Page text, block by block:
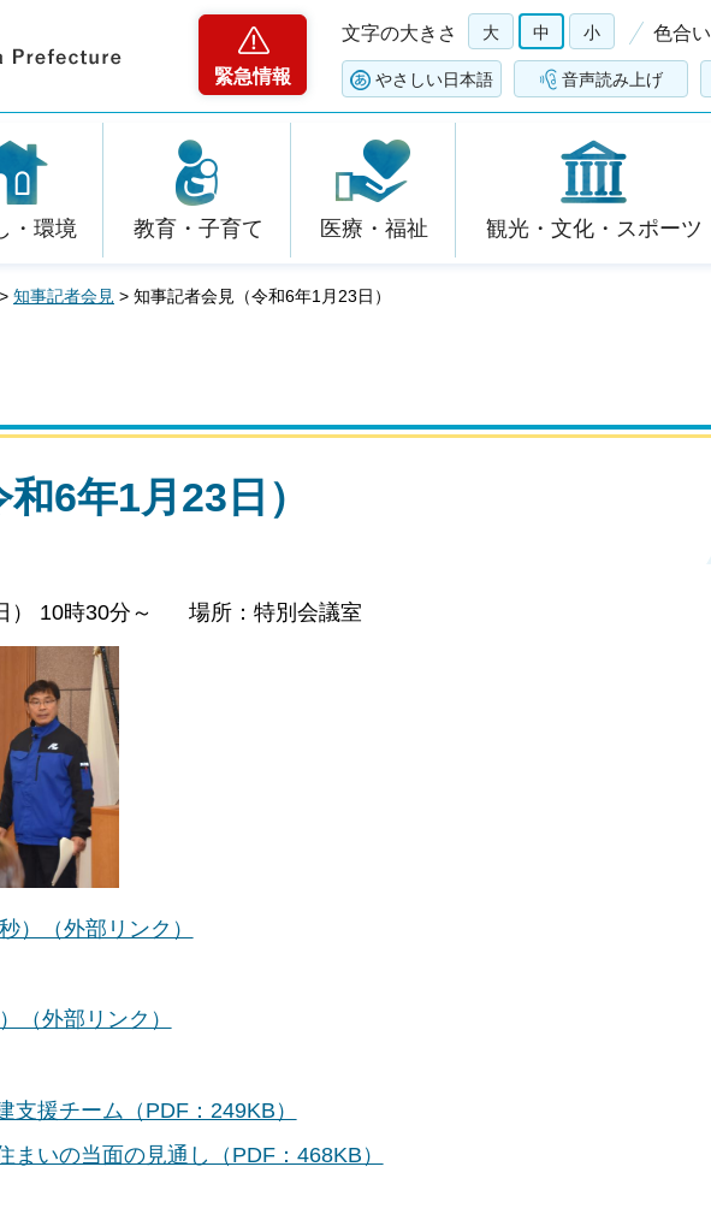
緊急情報
文字の大きさ 大 中 小 色合い
やさしい日本語 音声読み上げ
・環境 教育・子育て 医療・福祉 観光・文化・スポーツ
> 知事記者会見 > 知事記者会見（令和6年1月23日）
6年1月23日）
） 10時30分～ 場所：特別会議室
）（外部リンク）
（外部リンク）
支援チーム（PDF：249KB）
まいの当面の見通し（PDF：468KB）